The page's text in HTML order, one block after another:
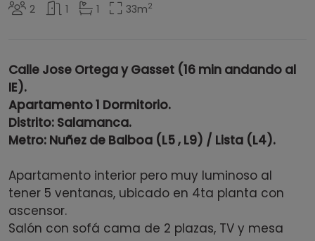
2 1 1 33m2
Calle Jose Ortega y Gasset (16 min andando al
IE).
Apartamento 1 Dormitorio.
Distrito: Salamanca.
Metro: Nuñez de Balboa (L5 , L9) / Lista (L4).
Apartamento interior pero muy luminoso al
tener 5 ventanas, ubicado en 4ta planta con
ascensor.
Salón con sofá cama de 2 plazas, TV y mesa